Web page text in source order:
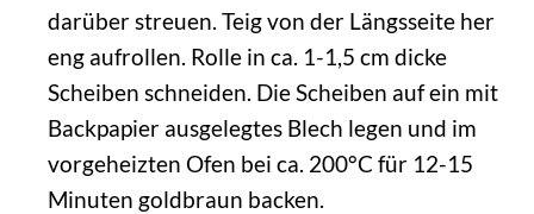
darüber streuen. Teig von der Längsseite her
eng aufrollen. Rolle in ca. 1-1,5 cm dicke
Scheiben schneiden. Die Scheiben auf ein mit
Backpapier ausgelegtes Blech legen und im
vorgeheizten Ofen bei ca. 200°C für 12-15
Minuten goldbraun backen.